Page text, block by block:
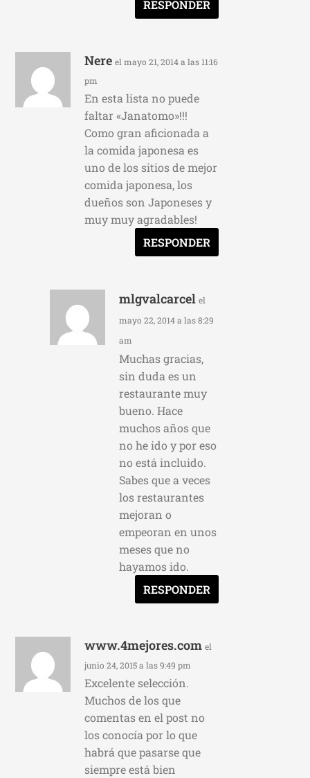
RESPONDER
Nere el mayo 21, 2014 a las 11:16
pm
En esta lista no puede
faltar «Janatomo»!!!
Como gran aficionada a
la comida japonesa es
uno de los sitios de mejor
comida japonesa, los
dueños son Japoneses y
muy muy agradables!
RESPONDER
mlgvalcarcel el
mayo 22, 2014 a las 8:29
am
Muchas gracias,
sin duda es un
restaurante muy
bueno. Hace
muchos años que
no he ido y por eso
no está incluido.
Sabes que a veces
los restaurantes
mejoran o
empeoran en unos
meses que no
hayamos ido.
RESPONDER
www.4mejores.com el
junio 24, 2015 a las 9:49 pm
Excelente selección.
Muchos de los que
comentas en el post no
los conocía por lo que
habrá que pasarse que
siempre está bien